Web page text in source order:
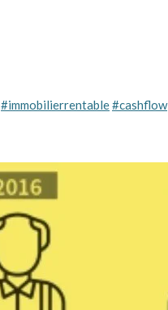
#immobilierrentable#cashflow